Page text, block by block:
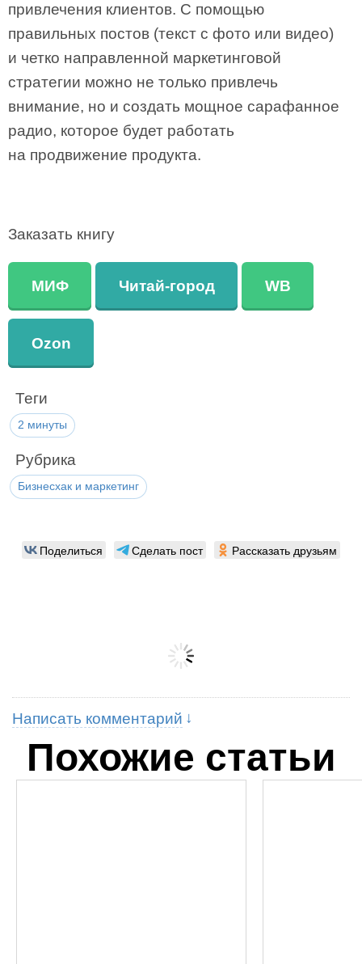
привлечения клиентов. С помощью
правильных постов (текст с фото или видео)
и четко направленной маркетинговой
стратегии можно не только привлечь
внимание, но и создать мощное сарафанное
радио, которое будет работать
на продвижение продукта.
Заказать книгу
МИФ Читай-город WB
Ozon
Теги
2 минуты
Рубрика
Бизнесхак и маркетинг
Поделиться Сделать пост Рассказать друзьям
Написать комментарий
Похожие статьи